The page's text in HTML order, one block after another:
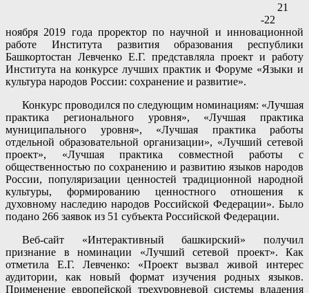
21
-22
ноября 2019 года проректор по научной и инновационной
работе Института развития образования республики
Башкортостан Левченко Е.Г. представляла проект и работу
Института на конкурсе лучших практик и Форуме «Языки и
культура народов России: сохранение и развитие».
Конкурс проводился по следующим номинациям: «Лучшая
практика регионального уровня», «Лучшая практика
муниципального уровня», «Лучшая практика работы
отдельной образовательной организации», «Лучший сетевой
проект», «Лучшая практика совместной работы с
общественностью по сохранению и развитию языков народов
России, популяризации ценностей традиционной народной
культуры, формированию ценностного отношения к
духовному наследию народов Российской Федерации». Было
подано 266 заявок из 51 субъекта Российской Федерации.
Веб-сайт «Интерактивный башкирский» получил
признание в номинации «Лучший сетевой проект». Как
отметила Е.Г. Левченко: «Проект вызвал живой интерес
аудитории, как новый формат изучения родных языков.
Применение европейской трехуровневой системы владения